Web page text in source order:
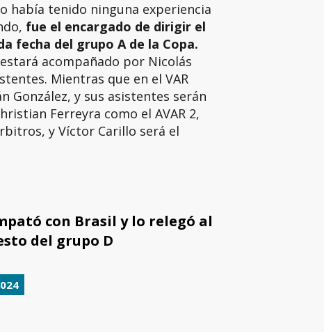
había tenido ninguna experiencia
fue el encargado de dirigir el
fecha del grupo A de la Copa.
acompañado por Nicolás
Mientras que en el VAR
González, y sus asistentes serán
Ferreyra como el AVAR 2,
y Víctor Carillo será el
con Brasil y lo relegó al
del grupo D